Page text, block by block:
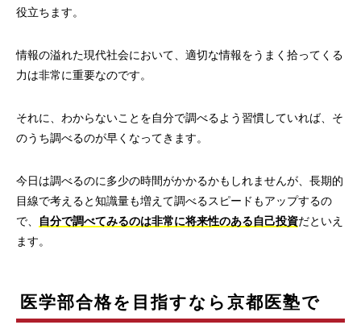
役立ちます。
情報の溢れた現代社会において、適切な情報をうまく拾ってくる
力は非常に重要なのです。
それに、わからないことを自分で調べるよう習慣していれば、そ
のうち調べるのが早くなってきます。
今日は調べるのに多少の時間がかかるかもしれませんが、長期的
目線で考えると知識量も増えて調べるスピードもアップするの
で、
自分で調べてみるのは非常に将来性のある自己投資だといえ
ます。
医学部合格を目指すなら京都医塾で